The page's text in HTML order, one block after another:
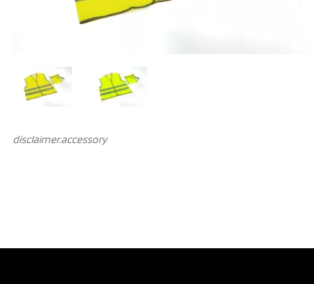
disclaimer.аccessory